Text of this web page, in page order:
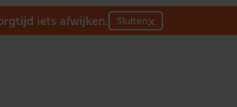
iets afwijken. Sluiten×